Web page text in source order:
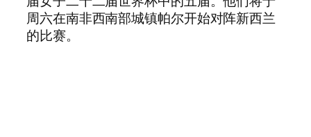
周六在南非西南部城镇帕尔开始对阵新西兰
的比赛。